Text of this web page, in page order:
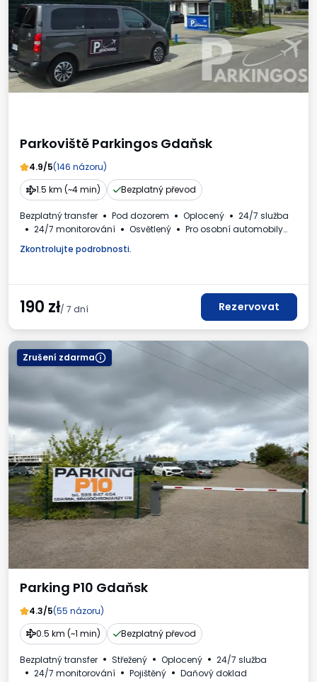
Parkoviště Parkingos Gdaňsk
4.9/5(146 názoru)
1.5 km (~4 min)
Bezplatný převod
Bezplatný transfer Pod dozorem Oplocený
24/7 služba
24/7 monitorování
Osvětlený
Pro osobní automobily
Zkontrolujte podrobnosti.
190 zł/ 7 dní Rezervovat
Zrušení zdarma
Parking P10 Gdaňsk
4.3/5(55 názoru)
0.5 km (~1 min)
Bezplatný převod
Bezplatný transfer Střežený Oplocený
24/7 služba
24/7 monitorování
Pojištěný
Daňový doklad